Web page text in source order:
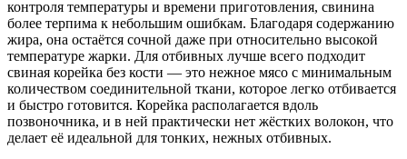
контроля температуры и времени приготовления, свинина
более терпима к небольшим ошибкам. Благодаря содержанию
жира, она остаётся сочной даже при относительно высокой
температуре жарки. Для отбивных лучше всего подходит
свиная корейка без кости — это нежное мясо с минимальным
количеством соединительной ткани, которое легко отбивается
и быстро готовится. Корейка располагается вдоль
позвоночника, и в ней практически нет жёстких волокон, что
делает её идеальной для тонких, нежных отбивных.